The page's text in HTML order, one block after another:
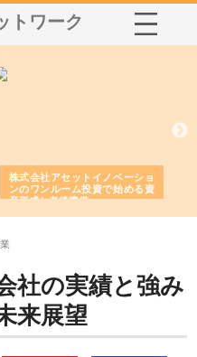
トワーク
株式会社アセットイノベーショ
ンのワンルーム投資で始める資
産形成と老後準備
社の実績と強み
来展望